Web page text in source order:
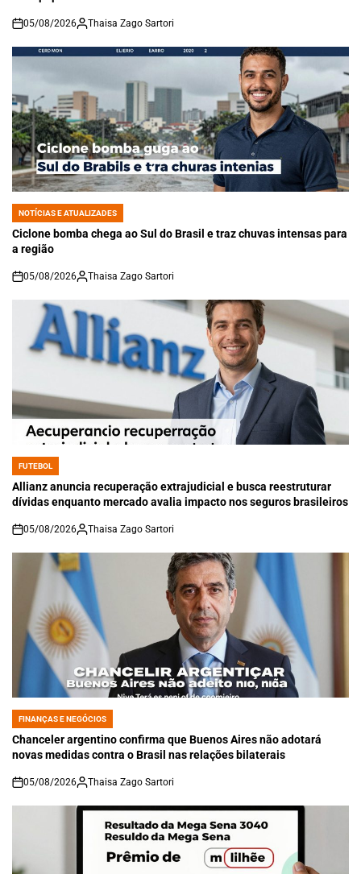
on
05/08/2026 Thaisa Zago Sartori
POSTED
IN
NOTÍCIAS E ATUALIZADES
Ciclone bomba chega ao Sul do Brasil e traz chuvas intensas para
a região
on
05/08/2026 Thaisa Zago Sartori
POSTED
IN
FUTEBOL
Allianz anuncia recuperação extrajudicial e busca reestruturar
dívidas enquanto mercado avalia impacto nos seguros brasileiros
on
05/08/2026 Thaisa Zago Sartori
POSTED
IN
FINANÇAS E NEGÓCIOS
Chanceler argentino confirma que Buenos Aires não adotará
novas medidas contra o Brasil nas relações bilaterais
on
05/08/2026 Thaisa Zago Sartori